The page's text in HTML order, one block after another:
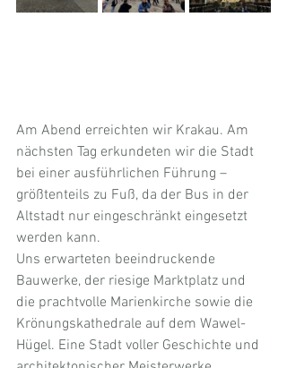
Am Abend erreichten wir Krakau. Am
nächsten Tag erkundeten wir die Stadt
bei einer ausführlichen Führung –
größtenteils zu Fuß, da der Bus in der
Altstadt nur eingeschränkt eingesetzt
werden kann.
Uns erwarteten beeindruckende
Bauwerke, der riesige Marktplatz und
die prachtvolle Marienkirche sowie die
Krönungskathedrale auf dem Wawel-
Hügel. Eine Stadt voller Geschichte und